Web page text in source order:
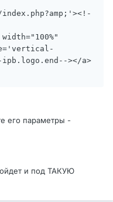
></a>
его параметры -
и под ТАКУЮ